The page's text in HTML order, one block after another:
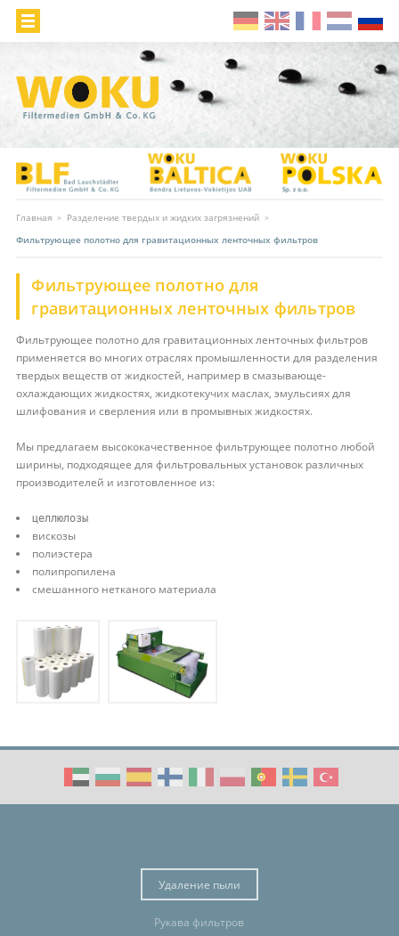
Главная » Разделение твердых и жидких загрязнений »
Фильтрующее полотно для гравитационных ленточных фильтров
Фильтрующее полотно для
гравитационных ленточных фильтров
Фильтрующее полотно для гравитационных ленточных фильтров
применяется во многих отраслях промышленности для разделения
твердых веществ от жидкостей, например в смазывающе-
охлаждающих жидкостях, жидкотекучих маслах, эмульсиях для
шлифования и сверления или в промывных жидкостях.
Мы предлагаем высококачественное фильтрующее полотно любой
ширины, подходящее для фильтровальных установок различных
производителей и изготовленное из:
целлюлозы
вискозы
полиэстера
полипропилена
смешанного нетканого материала
Удаление пыли
Рукава фильтров